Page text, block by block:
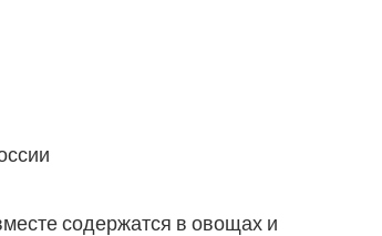
содержатся в овощах и